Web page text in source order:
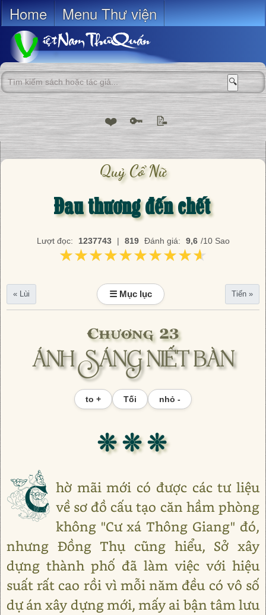
Home Menu Thư viện
🔍
❤️ 🔑 📝
Quỷ Cổ Nữ
Đau thương đến chết
Lượt đọc: 1237743 | 819 Đánh giá: 9,6 /10 Sao
★★★★★★★★★★
★★★★★★★★★★
« Lùi ☰ Mục lục Tiến »
Chương 23
ÁNH SÁNG NIẾT BÀN
to + Tối nhỏ -
❊ ❊ ❊
C hờ mãi mới có được các tư liệu
về sơ đồ cấu tạo căn hầm phòng
không "Cư xá Thông Giang" đó,
nhưng Đồng Thụ cũng hiểu, Sở xây
dựng thành phố đã làm việc với hiệu
suất rất cao rồi vì mỗi năm đều có vô số
dự án xây dựng mới, mấy ai bận tâm lưu